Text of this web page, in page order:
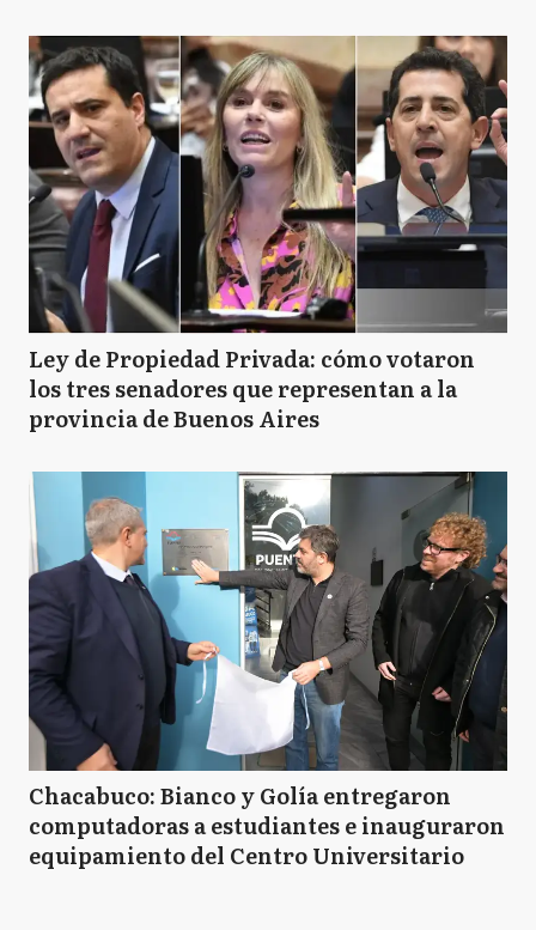
Ley de Propiedad Privada: cómo votaron
los tres senadores que representan a la
provincia de Buenos Aires
Chacabuco: Bianco y Golía entregaron
computadoras a estudiantes e inauguraron
equipamiento del Centro Universitario